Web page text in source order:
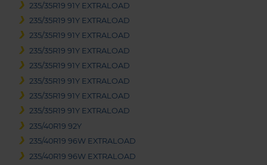
235/35R19 91Y EXTRALOAD
235/35R19 91Y EXTRALOAD
235/35R19 91Y EXTRALOAD
235/35R19 91Y EXTRALOAD
235/35R19 91Y EXTRALOAD
235/35R19 91Y EXTRALOAD
235/35R19 91Y EXTRALOAD
235/35R19 91Y EXTRALOAD
235/40R19 92Y
235/40R19 96W EXTRALOAD
235/40R19 96W EXTRALOAD